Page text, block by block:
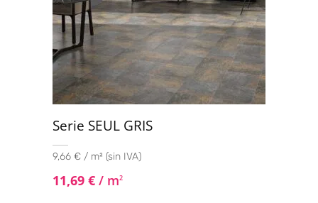
Serie SEUL GRIS
9,66 € / m² (sin IVA)
11,69 € / m2